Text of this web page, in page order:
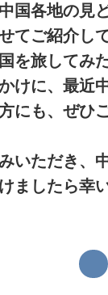
国各地の見
てご紹介し
を旅してみた
けに、最近
にも、ぜひ
いただき、
ましたら幸